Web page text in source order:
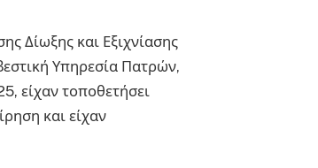
Δίωξης και Εξιχνίασης
Υπηρεσία Πατρών,
είχαν τοποθετήσει
και είχαν